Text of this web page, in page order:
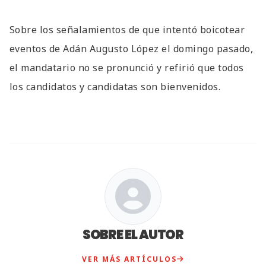
Sobre los señalamientos de que intentó boicotear
eventos de Adán Augusto López el domingo pasado,
el mandatario no se pronunció y refirió que todos
los candidatos y candidatas son bienvenidos.
SOBRE EL AUTOR
VER MÁS ARTÍCULOS